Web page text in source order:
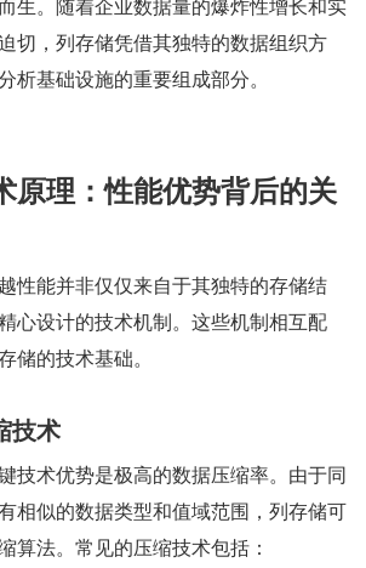
切，列存储凭借其独特的数据组织方
析基础设施的重要组成部分。
原理：性能优势背后的关
性能并非仅仅来自于其独特的存储结
心设计的技术机制。这些机制相互配
储的技术基础。
技术
技术优势是极高的数据压缩率。由于同
相似的数据类型和值域范围，列存储可
算法。常见的压缩技术包括：